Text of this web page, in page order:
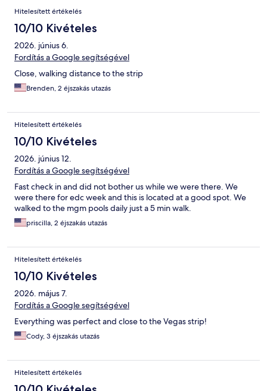
Hitelesített értékelés
10/10 Kivételes
2026. június 6.
Fordítás a Google segítségével
Close, walking distance to the strip
Brenden, 2 éjszakás utazás
Hitelesített értékelés
10/10 Kivételes
2026. június 12.
Fordítás a Google segítségével
Fast check in and did not bother us while we were there. We
were there for edc week and this is located at a good spot. We
walked to the mgm pools daily just a 5 min walk.
priscilla, 2 éjszakás utazás
Hitelesített értékelés
10/10 Kivételes
2026. május 7.
Fordítás a Google segítségével
Everything was perfect and close to the Vegas strip!
Cody, 3 éjszakás utazás
Hitelesített értékelés